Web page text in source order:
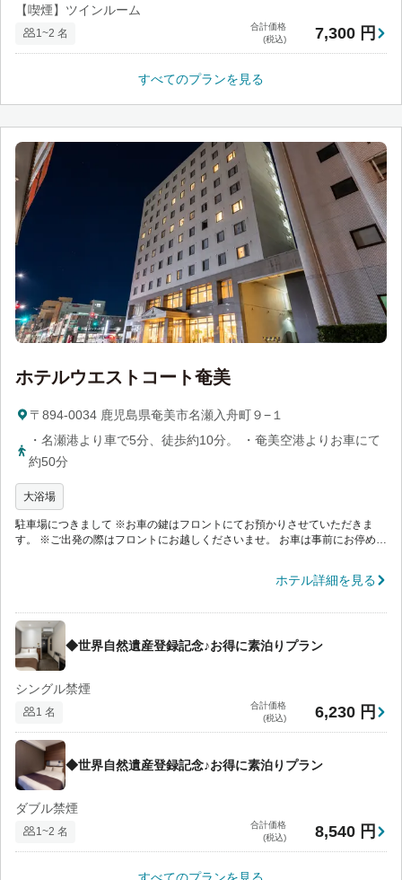
【喫煙】ツインルーム
1~2 名
合計価格
(税込)
7,300 円
すべてのプランを見る
ホテルウエストコート奄美
〒894-0034 鹿児島県奄美市名瀬入舟町９−１
・名瀬港より車で5分、徒歩約10分。 ・奄美空港よりお車にて
約50分
大浴場
駐車場につきまして ※お車の鍵はフロントにてお預かりさせていただきま
す。 ※ご出発の際はフロントにお越しくださいませ。 お車は事前にお停めい
ホテル詳細を見る
◆世界自然遺産登録記念♪お得に素泊りプラン
シングル禁煙
1 名
合計価格
(税込)
6,230 円
◆世界自然遺産登録記念♪お得に素泊りプラン
ダブル禁煙
1~2 名
合計価格
(税込)
8,540 円